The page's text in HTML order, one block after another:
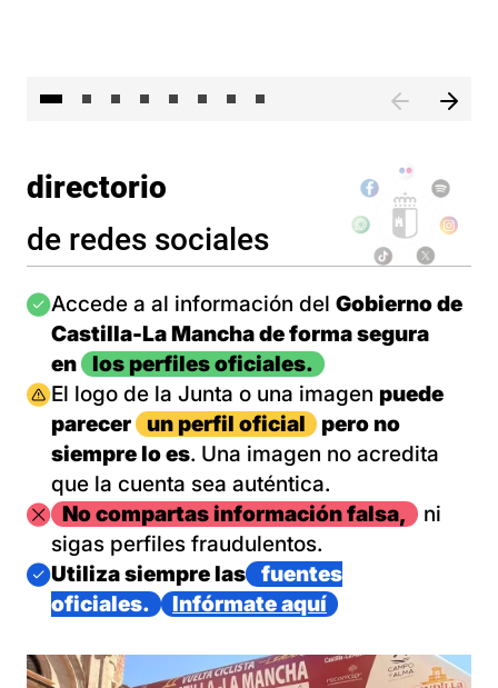
directorio
de redes sociales
Imagen
Accede a al información del Gobierno de
Castilla-La Mancha de forma segura
en
los perfiles oficiales.
Imagen
El logo de la Junta o una imagen puede
parecer
un perfil oficial
pero no
siempre lo es. Una imagen no acredita
que la cuenta sea auténtica.
ImagenNo compartas información falsa,
ni
sigas perfiles fraudulentos.
Imagen
Utiliza siempre las
fuentes
oficiales.
Infórmate aquí